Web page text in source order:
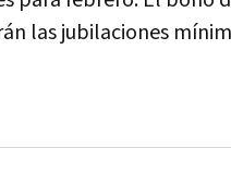
las jubilaciones